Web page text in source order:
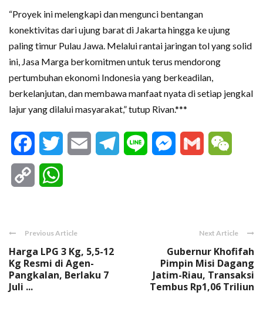
“Proyek ini melengkapi dan mengunci bentangan
konektivitas dari ujung barat di Jakarta hingga ke ujung
paling timur Pulau Jawa. Melalui rantai jaringan tol yang solid
ini, Jasa Marga berkomitmen untuk terus mendorong
pertumbuhan ekonomi Indonesia yang berkeadilan,
berkelanjutan, dan membawa manfaat nyata di setiap jengkal
lajur yang dilalui masyarakat,” tutup Rivan.***
FacebookTwitter Email Telegram
Line Messenger
Gmail
Copy
Previous Article
Harga LPG 3 Kg, 5,5-12
Kg Resmi di Agen-
Pangkalan, Berlaku 7
Juli ...
Next Article
Gubernur Khofifah
Pimpin Misi Dagang
Jatim-Riau, Transaksi
Tembus Rp1,06 Triliun